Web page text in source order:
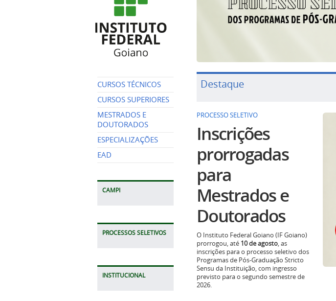
CURSOS TÉCNICOS
CURSOS SUPERIORES
MESTRADOS E
DOUTORADOS
ESPECIALIZAÇÕES
EAD
CAMPI
PROCESSOS SELETIVOS
INSTITUCIONAL
Destaque
Inscrições
prorrogadas
para
Mestrados e
Doutorados
O Instituto Federal Goiano (IF Goiano)
inscrições para o processo seletivo dos
Programas de Pós-Graduação Stricto
Sensu da Instituição, com ingresso
previsto para o segundo semestre de
2026.